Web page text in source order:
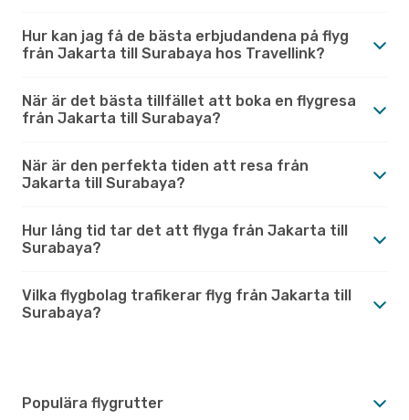
Hur kan jag få de bästa erbjudandena på flyg
från Jakarta till Surabaya hos Travellink?
När är det bästa tillfället att boka en flygresa
från Jakarta till Surabaya?
När är den perfekta tiden att resa från
Jakarta till Surabaya?
Hur lång tid tar det att flyga från Jakarta till
Surabaya?
Vilka flygbolag trafikerar flyg från Jakarta till
Surabaya?
Populära flygrutter